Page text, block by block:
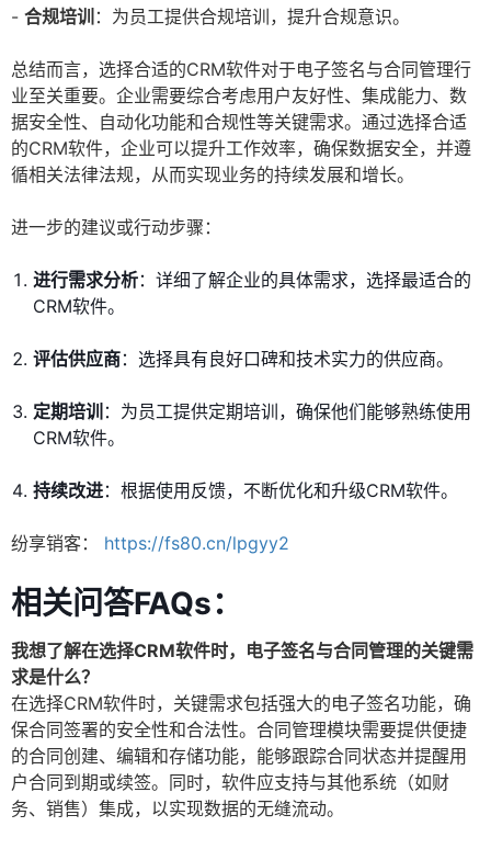
- 合规培训 ：为员工提供合规培训，提升合规意识。
总结而言，选择合适的CRM软件对于电子签名与合同管理行
业至关重要。企业需要综合考虑用户友好性、集成能力、数
据安全性、自动化功能和合规性等关键需求。通过选择合适
的CRM软件，企业可以提升工作效率，确保数据安全，并遵
循相关法律法规，从而实现业务的持续发展和增长。
进一步的建议或行动步骤：
进行需求分析：详细了解企业的具体需求，选择最适合的
CRM软件。
评估供应商：选择具有良好口碑和技术实力的供应商。
定期培训 ：为员工提供定期培训，确保他们能够熟练使用
CRM软件。
持续改进：根据使用反馈，不断优化和升级CRM软件。
纷享销客： https://fs80.cn/lpgyy2
相关问答FAQs：
我想了解在选择CRM软件时，电子签名与合同管理的关键需
求是什么？
在选择CRM软件时，关键需求包括强大的电子签名功能，确
保合同签署的安全性和合法性。合同管理模块需要提供便捷
的合同创建、编辑和存储功能，能够跟踪合同状态并提醒用
户合同到期或续签。同时，软件应支持与其他系统（如财
务、销售）集成，以实现数据的无缝流动。